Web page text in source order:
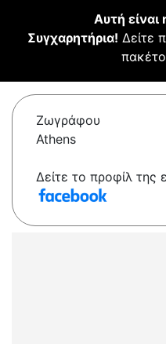
Αυτή είναι
Συγχαρητήρια! Δείτε
Ζωγράφου
Athens
Δείτε το προφίλ της